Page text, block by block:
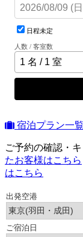
日程未定
人数 / 客室数
宿泊プラン一覧
ご予約の確認・
たお客様はこちら
はこちら